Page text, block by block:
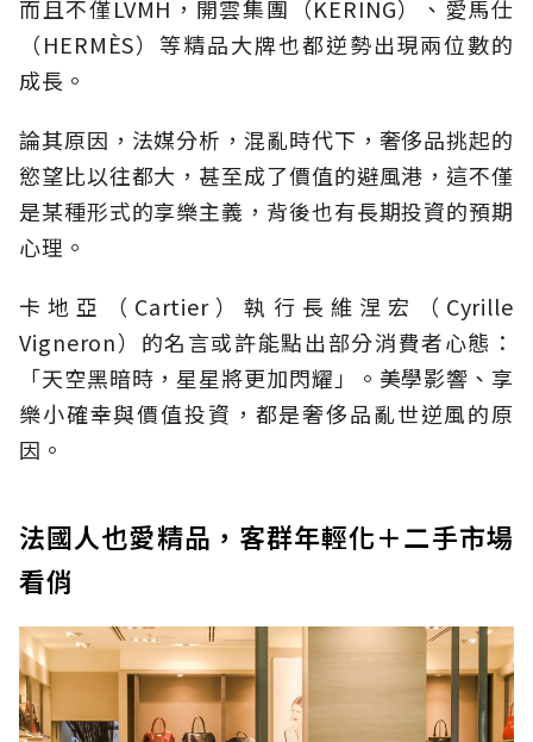
而且不僅LVMH，開雲集團（KERING）、愛馬仕
（HERMÈS）等精品大牌也都逆勢出現兩位數的
成長。
論其原因，法媒分析，混亂時代下，奢侈品挑起的
慾望比以往都大，甚至成了價值的避風港，這不僅
是某種形式的享樂主義，背後也有長期投資的預期
心理。
卡地亞（Cartier）執行長維涅宏（Cyrille
Vigneron）的名言或許能點出部分消費者心態：
「天空黑暗時，星星將更加閃耀」。美學影響、享
樂小確幸與價值投資，都是奢侈品亂世逆風的原
因。
法國人也愛精品，客群年輕化＋二手市場
看俏